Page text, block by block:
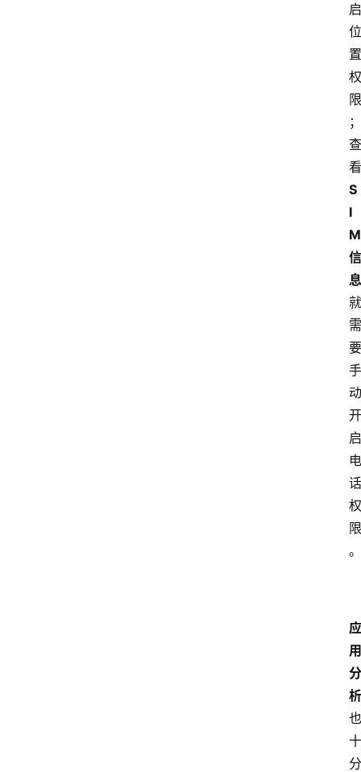
启
位
置
权
限
；
查
看
S
I
M
信
息
就
需
要
手
动
开
启
电
话
权
限
。
应
用
分
析
也
十
分